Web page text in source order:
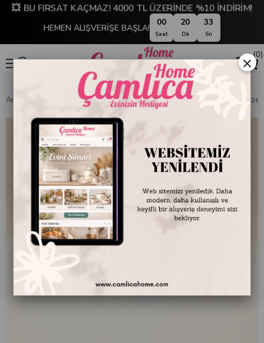
💥 BU FIRSAT KAÇMAZ! 4000 TL ÜZERİNDE %10 İNDİRİM!
HEMEN ALIŞVERİŞE BAŞLA! 00
Saat
20
Dk
32
Sn
0
Anasayfa EMAYE DÜNYASI Servis ve Sunum Tabakları Emaye
×